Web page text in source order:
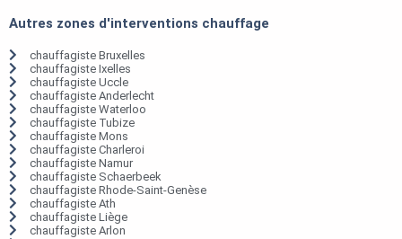
Autres zones d'interventions chauffage
chauffagiste Bruxelles
chauffagiste Ixelles
chauffagiste Uccle
chauffagiste Anderlecht
chauffagiste Waterloo
chauffagiste Tubize
chauffagiste Mons
chauffagiste Charleroi
chauffagiste Namur
chauffagiste Schaerbeek
chauffagiste Rhode-Saint-Genèse
chauffagiste Ath
chauffagiste Liège
chauffagiste Arlon